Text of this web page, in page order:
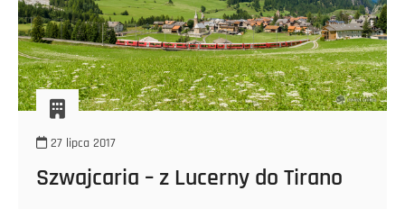
27 lipca 2017
Szwajcaria – z Lucerny do Tirano